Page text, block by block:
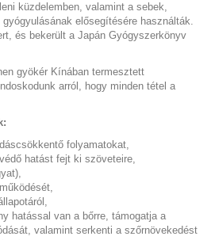
küzdelemben, valamint a sebek,
elősegítésére használták.
és bekerült a Japán Gyógyszerkönyv
gyökér Kínában termesztett
arról, hogy minden tétel a
folyamatokat,
hatást fejt ki szöveteire,
hatással van a bőrre, támogatja a
valamint serkenti a szőrnövekedést